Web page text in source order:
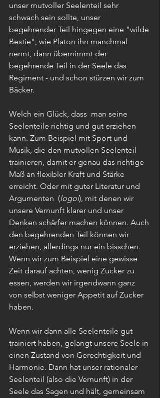
unser mutvoller Seelenteil sehr
schwach sein sollte, unser
begehrender Teil hingegen eine "wilde
Bestie", wie Platon ihn manchmal
nennt, dann übernimmt der
begehrende Teil in der Seele das
Regiment - und schon stürzen wir zum
Bäcker.
Welch ein Glück, dass  man seine
Seelenteile richtig und gut erziehen
kann. Zum Beispiel mit Sport und
Musik, die den mutvollen Seelenteil
trainieren, damit er genau das richtige
Maß an flexibler Kraft und Stärke
erreicht. Oder mit guter Literatur und
Argumenten  (logoi), mit denen wir
unsere Vernunft klarer und unser
Denken schärfer machen können. Auch
den begehrenden Teil können wir
erziehen, allerdings nur ein bisschen.
Wenn wir zum Beispiel eine gewisse
Zeit darauf achten, wenig Zucker zu
essen, werden wir irgendwann ganz
von selbst weniger Appetit auf Zucker
haben.
Wenn wir dann alle Seelenteile gut
trainiert haben, gelangt unsere Seele in
einen Zustand von Gerechtigkeit und
Harmonie. Dann hat unser rationaler
Seelenteil (also die Vernunft) in der
Seele das Sagen und hält, gemeinsam